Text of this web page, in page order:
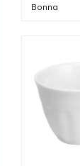
passande
Bonna